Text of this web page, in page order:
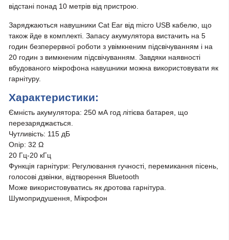
відстані понад 10 метрів від пристрою.
Заряджаються навушники Cat Ear від micro USB кабелю, що
також йде в комплекті. Запасу акумулятора вистачить на 5
годин безперервної роботи з увімкненим підсвічуванням і на
20 годин з вимкненим підсвічуванням. Завдяки наявності
вбудованого мікрофона навушники можна використовувати як
гарнітуру.
Характеристики:
Ємність акумулятора: 250 мА год літієва батарея, що
перезаряджається.
Чутливість: 115 дБ
Опір: 32 Ω
20 Гц-20 кГц
Функція гарнітури: Регулювання гучності, перемикання пісень,
голосові дзвінки, відтворення Bluetooth
Може використовуватись як дротова гарнітура.
Шумопридушення, Мікрофон